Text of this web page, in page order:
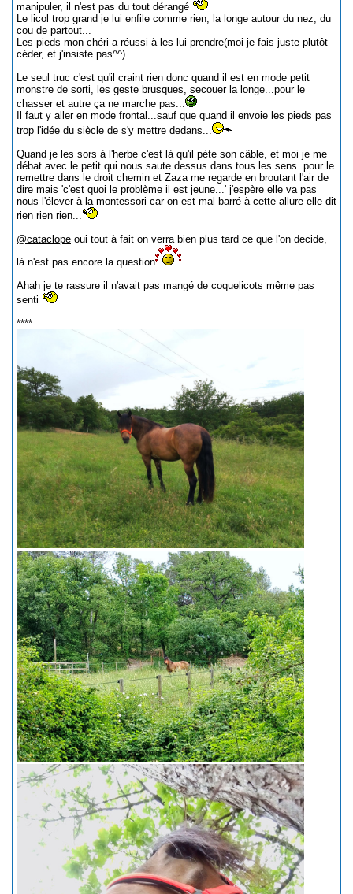
manipuler, il n'est pas du tout dérangé
Le licol trop grand je lui enfile comme rien, la longe autour du nez, du
cou de partout...
Les pieds mon chéri a réussi à les lui prendre(moi je fais juste plutôt
céder, et j'insiste pas^^)
Le seul truc c'est qu'il craint rien donc quand il est en mode petit
monstre de sorti, les geste brusques, secouer la longe...pour le
chasser et autre ça ne marche pas...
Il faut y aller en mode frontal...sauf que quand il envoie les pieds pas
trop l'idée du siècle de s'y mettre dedans...
Quand je les sors à l'herbe c'est là qu'il pète son câble, et moi je me
débat avec le petit qui nous saute dessus dans tous les sens..pour le
remettre dans le droit chemin et Zaza me regarde en broutant l'air de
dire mais 'c'est quoi le problème il est jeune...' j'espère elle va pas
nous l'élever à la montessori car on est mal barré à cette allure elle dit
rien rien rien...
@cataclope oui tout à fait on verra bien plus tard ce que l'on decide,
là n'est pas encore la question
Ahah je te rassure il n'avait pas mangé de coquelicots même pas
senti
****